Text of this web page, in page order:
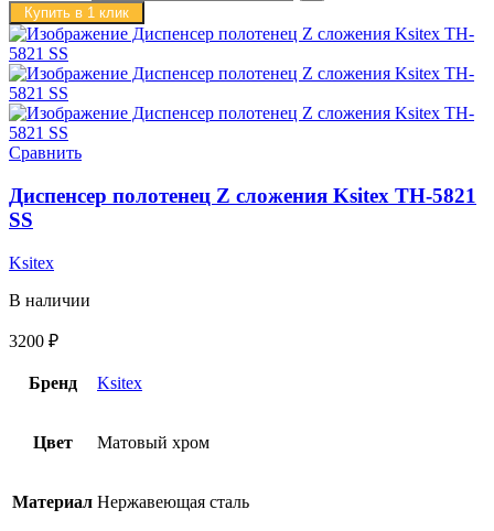
Купить в 1 клик
Сравнить
Диспенсер полотенец Z сложения Ksitex TH-5821
SS
Ksitex
В наличии
3200 ₽
Бренд Ksitex
Цвет Матовый хром
Материал Нержавеющая сталь